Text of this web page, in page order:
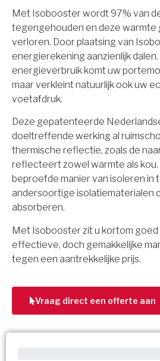
Met Isobooster wordt 97% van
tegengehouden en deze warmte
verloren. Door plaatsing van
energierekening aanzienlijk
energieverbruik komt uw
maar verkleint natuurlijk ook uw
voetafdruk.
Deze gepatenteerde
doeltreffende werking al
thermische reflectie, zoals de
reflecteert zowel warmte als kou.
beproefde manier van isoleren in
andersoortige isolatiematerialen
absorberen.
Met Isobooster zit u kortom goed
effectieve, doch gemakkelijke
tegen een aantrekkelijke prijs.
Vraag direct een offerte aan